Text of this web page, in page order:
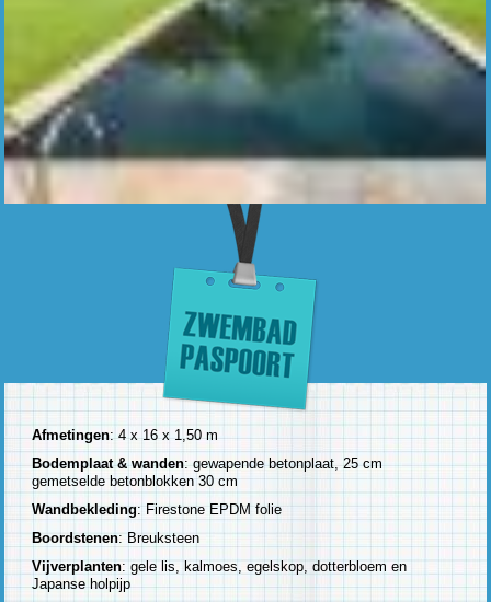
Afmetingen: 4 x 16 x 1,50 m
Bodemplaat & wanden: gewapende betonplaat, 25 cm
gemetselde betonblokken 30 cm
Wandbekleding: Firestone EPDM folie
Boordstenen: Breuksteen
Vijverplanten: gele lis, kalmoes, egelskop, dotterbloem en
Japanse holpijp